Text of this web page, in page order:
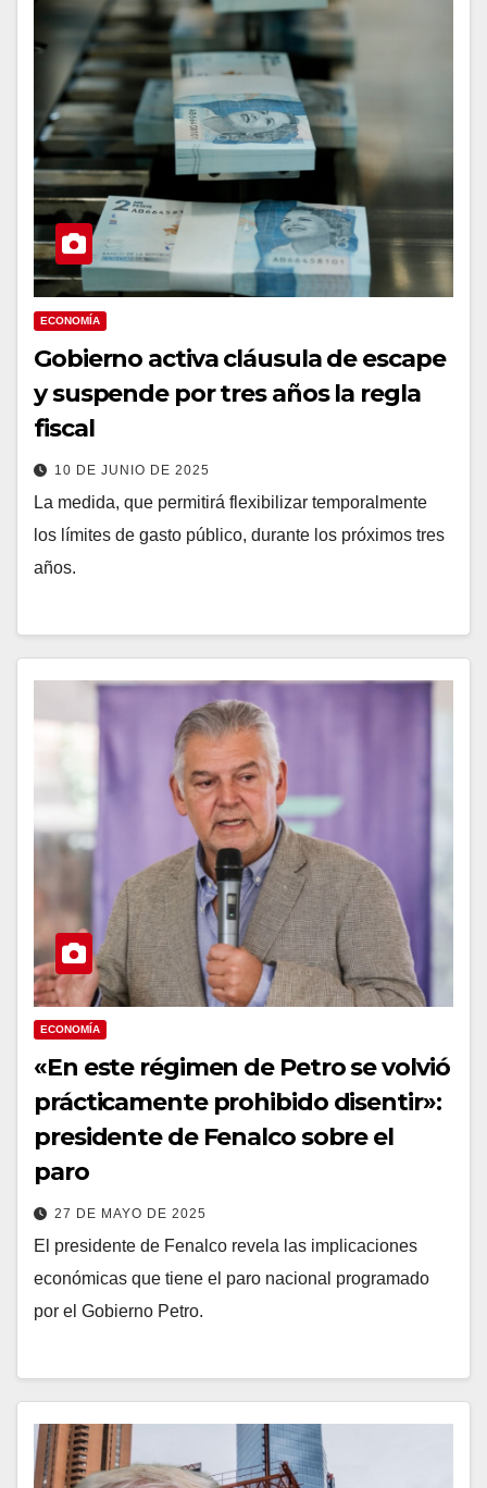
ECONOMÍA
Gobierno activa cláusula de escape
y suspende por tres años la regla
fiscal
10 DE JUNIO DE 2025
La medida, que permitirá flexibilizar temporalmente
los límites de gasto público, durante los próximos tres
años.
ECONOMÍA
«En este régimen de Petro se volvió
prácticamente prohibido disentir»:
presidente de Fenalco sobre el
paro
27 DE MAYO DE 2025
El presidente de Fenalco revela las implicaciones
económicas que tiene el paro nacional programado
por el Gobierno Petro.